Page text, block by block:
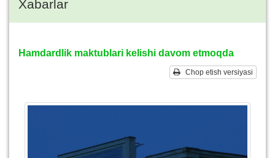
Xabarlar
Hamdardlik maktublari kelishi davom etmoqda
Chop etish versiyasi